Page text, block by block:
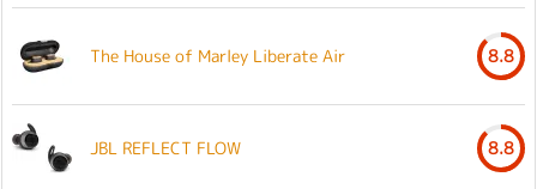
The House of Marley Liberate Air 8.8
JBL REFLECT FLOW 8.8